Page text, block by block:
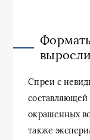
Спреи с
составляющей
окрашенных
также